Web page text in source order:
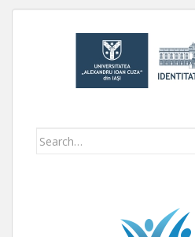
Search for: